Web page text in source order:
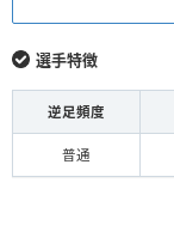
選手特徴
逆足頻度
普通